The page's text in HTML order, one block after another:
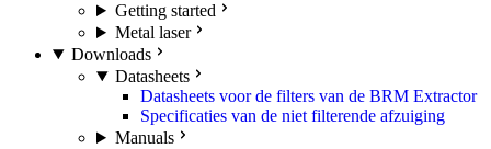
Getting started
Metal laser
Downloads
Datasheets
Datasheets voor de filters van de BRM Extractor
Specificaties van de niet filterende afzuiging
Manuals